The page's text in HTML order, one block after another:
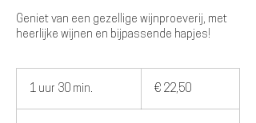
Geniet van een gezellige wijnproeverij, met
heerlijke wijnen en bijpassende hapjes!
1 uur 30 min.
euro
€ 22,50